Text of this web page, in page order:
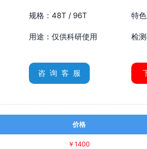
规格：48T / 96T 特
用途：仅供科研使用 检
咨 询 客 服
价格
￥1400